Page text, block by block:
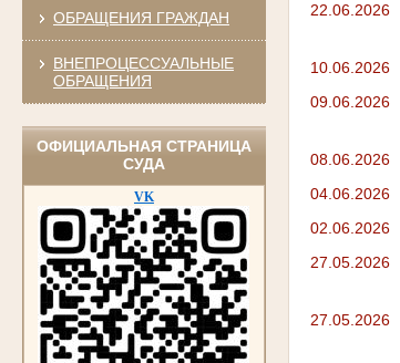
ОБРАЩЕНИЯ ГРАЖДАН
ВНЕПРОЦЕССУАЛЬНЫЕ
ОБРАЩЕНИЯ
ОФИЦИАЛЬНАЯ СТРАНИЦА
СУДА
VK
22.06.2026
10.06.2026
09.06.2026
08.06.2026
04.06.2026
02.06.2026
27.05.2026
27.05.2026